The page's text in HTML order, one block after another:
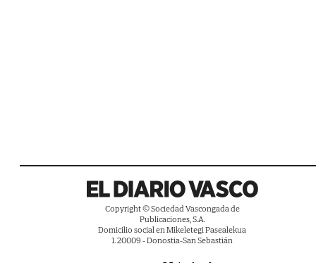
Copyright © Sociedad Vascongada de
Publicaciones, S.A.
Domicilio social en Mikeletegi Pasealekua
1. 20009 - Donostia-San Sebastián